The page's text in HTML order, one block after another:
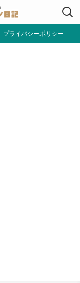
プライバシーポリシー